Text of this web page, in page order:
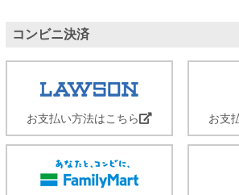
コンビニ決済
お支払い方法はこちら お支